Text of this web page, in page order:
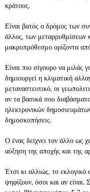
κράτους.
Είναι βατός ο δρόμος των
άλλος, των μεταρρυθμίσεων
μακροπρόθεσμο ορίζοντα
Είναι πιο σίγουρο να μιλάς
δημιουργεί η κλιματική
μεταναστευτικό, οι
αν τα βασικά σου
ηλεκτρονικών
δημοσκοπήσεις.
Ο ένας δείχνει τον άλλο ως
αύξηση της αποχής και της
Έτσι κι αλλιώς, το
ψηφίζουν, όσοι και αν είναι.